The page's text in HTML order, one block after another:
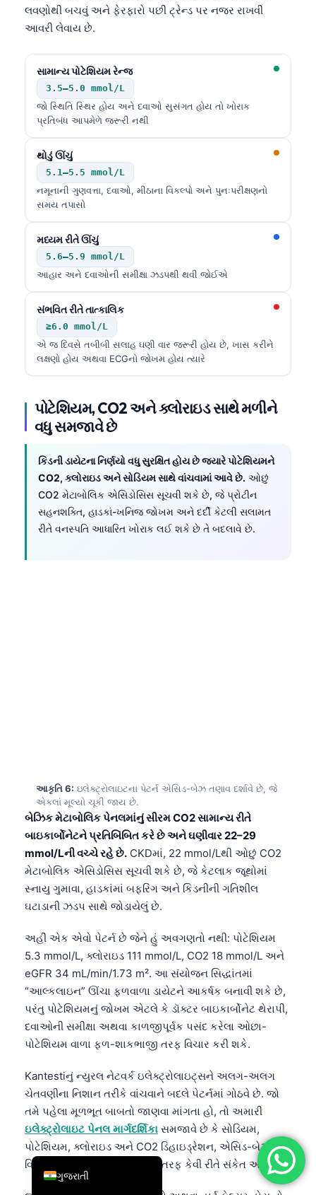
લવણોથી બચવું અને ફેરફારો પછી ટ્રેન્ડ પર નજર રાખવી
આવરી લેવાય છે.
સામાન્ય પોટેશિયમ રેન્જ
3.5–5.0 mmol/L
જો સ્થિતિ સ્થિર હોય અને દવાઓ સુસંગત હોય તો ખોરાક
પ્રતિબંધ આપમેળે જરૂરી નથી
થોડું ઊંચું
5.1–5.5 mmol/L
નમૂનાની ગુણવત્તા, દવાઓ, મીઠાના વિકલ્પો અને પુનઃપરીક્ષણનો
સમય તપાસો
મધ્યમ રીતે ઊંચું
5.6–5.9 mmol/L
આહાર અને દવાઓની સમીક્ષા ઝડપથી થવી જોઈએ
સંભવિત રીતે તાત્કાલિક
≥6.0 mmol/L
એ જ દિવસે તબીબી સલાહ ઘણી વાર જરૂરી હોય છે, ખાસ કરીને
લક્ષણો હોય અથવા ECGનો જોખમ હોય ત્યારે
પોટેશિયમ, CO2 અને ક્લોરાઇડ સાથે મળીને
વધુ સમજાવે છે
કિડની ડાયેટના નિર્ણયો વધુ સુરક્ષિત હોય છે જ્યારે પોટેશિયમને
CO2, ક્લોરાઇડ અને સોડિયમ સાથે વાંચવામાં આવે છે. ઓછું
CO2 મેટાબોલિક એસિડોસિસ સૂચવી શકે છે, જે પ્રોટીન
સહનશક્તિ, હાડકાં-ખનિજ જોખમ અને દર્દી કેટલી સલામત
રીતે વનસ્પતિ આધારિત ખોરાક લઈ શકે છે તે બદલાવે છે.
એકલાં મૂલ્યો ચૂકી જાય છે.
બેઝિક મેટાબોલિક પેનલમાંનું સીરમ CO2 સામાન્ય રીતે
બાઇકાર્બોનેટને પ્રતિબિંબિત કરે છે અને ઘણીવાર 22–29
mmol/Lની વચ્ચે રહે છે.CKDમાં, 22 mmol/Lથી ઓછું CO2
મેટાબોલિક એસિડોસિસ સૂચવી શકે છે, જે કેટલાક જૂથોમાં
સ્નાયુ ગુમાવા, હાડકાંમાં બફરિંગ અને કિડનીની ગતિશીલ
ઘટાડાની ઝડપ સાથે જોડાયેલું છે.
5.3 mmol/L, ક્લોરાઇડ 111 mmol/L, CO2 18 mmol/L અને
eGFR 34 mL/min/1.73 m². આ સંયોજન સિદ્ધાંતમાં
“આલ્કલાઇન” ઊંચા ફળવાળા ડાયેટને આકર્ષક બનાવી શકે છે,
પરંતુ પોટેશિયમનું જોખમ એટલે કે ડૉક્ટર બાઇકાર્બોનેટ થેરાપી,
દવાઓની સમીક્ષા અથવા કાળજીપૂર્વક પસંદ કરેલા ઓછા-
પોટેશિયમ વાળા ફળ-શાકભાજી તરફ વિચાર કરી શકે.
ચેતવણીના નિશાન તરીકે વાંચવાને બદલે પેટર્નમાં ગોઠવે છે. જો
તમે પહેલા મૂળભૂત બાબતો જાણવા માંગતા હો, તો અમારી
ઇલેક્ટ્રોલાઇટ પેનલ માર્ગદર્શિકાસમજાવે છે કે સોડિયમ,
પોટેશિયમ, ક્લોરાઇડ અને CO2 ડિહાઇડ્રેશન, એસિડ-બેઝ
વિકારો અથવા દવાઓના પ્રભાવ તરફ કેવી રીતે સંકેત આપે છે.
જો તમને ઊંચું બ્લડ પ્રેશર, સોજો અથવા હાર્ટ ફેલ્યર હોય તો
ગુજરાતી
English
Deutsch
العربية
Français
Español
Português
Ελληνικά
Türkçe
简体中文
فارسی
Български
Dansk
Nederlands
ქართული
Русский
Lietuvių kalba
한국어
Slovenščina
Shqip
বাংলা
اردو
मराठी
తెలుగు
தமிழ்
ಕನ್ನಡ
മലയാളം
Bahasa Melayu
Tiếng Việt
Tagalog
ไทย
ဗမာစာ
ភាសាខ្មែរ
Kiswahili
አማርኛ